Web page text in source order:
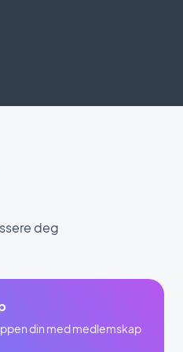
deg
din med medlemskap